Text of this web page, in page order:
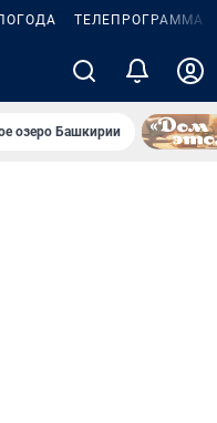
ТЕЛЕПРОГРАММА
озеро Башкирии